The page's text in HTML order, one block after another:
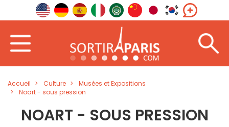
Accueil Culture
Musées et Expositions
Noart - sous pression
NOART - SOUS PRESSION